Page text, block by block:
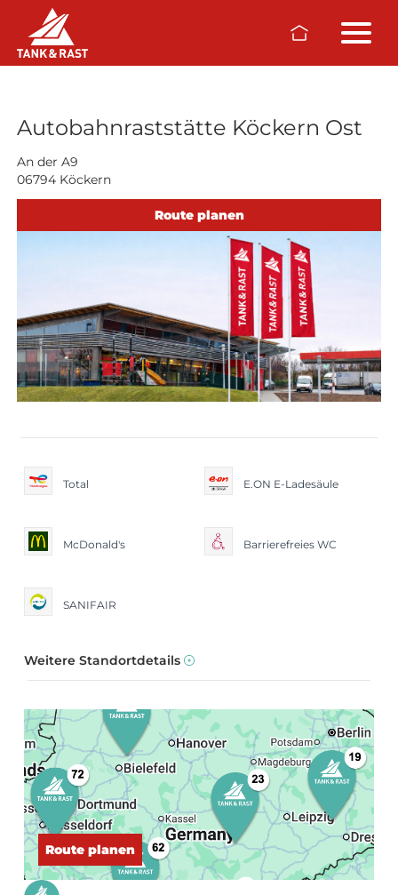
Skip to main content
Raststätten
Autobahnraststätte Köckern Ost
An der A9
06794 Köckern
Route planen
Total E.ON E-Ladesäule
McDonald's Barrierefreies WC
SANIFAIR
Weitere Standortdetails
Route planen